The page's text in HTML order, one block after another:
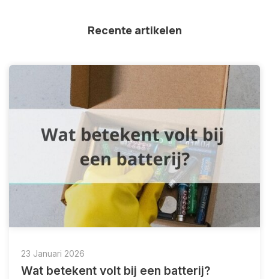
Recente artikelen
23 Januari 2026
Wat betekent volt bij een batterij?